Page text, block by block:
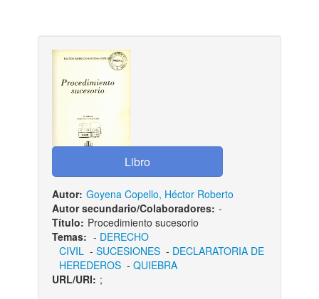
Autor: Goyena Copello, Héctor Roberto
Autor secundario/Colaboradores: -
Título: Procedimiento sucesorio
Temas: - DERECHO
CIVIL - SUCESIONES- DECLARATORIA DE
HEREDEROS- QUIEBRA
URL/URI: ;